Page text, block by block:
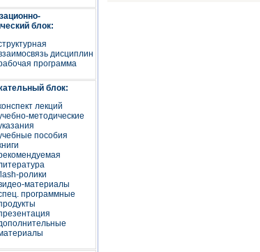
блок:
дисциплин
программа
блок:
лекций
методические
пособия
ролики
материалы
программные